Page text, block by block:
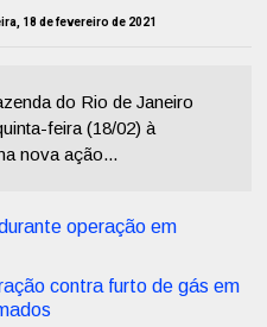
18 de fevereiro de 2021
do Rio de Janeiro
feira (18/02) à
nova ação...
operação em
contra furto de gás em